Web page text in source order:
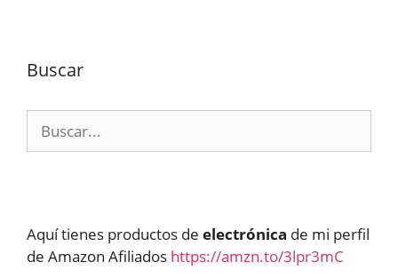
Buscar
Aquí tienes productos de electrónica de mi perfil
de Amazon Afiliados https://amzn.to/3lpr3mC